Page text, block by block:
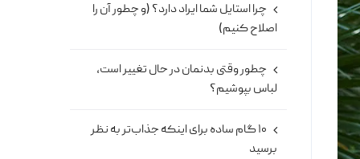
چرا استایل شما ایراد دارد؟ (و چطور آن را
اصلاح کنیم)
چطور وقتی بدنمان در حال تغییر است،
لباس بپوشیم؟
۱۰ گام ساده برای اینکه جذاب‌تر به نظر
برسید